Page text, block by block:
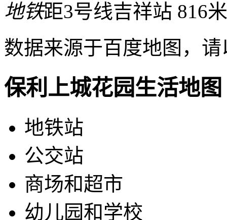
地铁距3号线吉祥站 816米
数据来源于百度地图，
保利上城花园生活地图
地铁站
公交站
商场和超市
幼儿园和学校